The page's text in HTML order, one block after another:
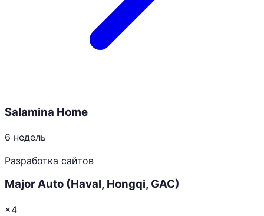
Salamina Home
6 недель
Разработка сайтов
Major Auto (Haval, Hongqi, GAC)
×4